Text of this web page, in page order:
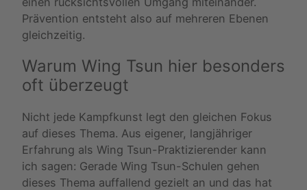
Prävention entsteht also auf mehreren Ebenen
gleichzeitig.
Warum Wing Tsun hier besonders
oft überzeugt
Nicht jede Kampfkunst legt den gleichen Fokus
auf dieses Thema. Aus eigener, langjähriger
Erfahrung als Wing Tsun-Praktizierender kann
ich sagen: Gerade Wing Tsun-Schulen gehen
dieses Thema auffallend gezielt an und das hat